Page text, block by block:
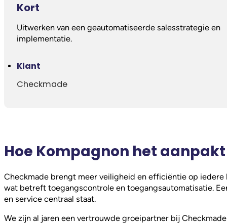
Kort
Uitwerken van een geautomatiseerde salesstrategie en
implementatie.
Klant
Checkmade
Hoe Kompagnon het aanpakt
Checkmade brengt meer veiligheid en efficiëntie op
wat betreft toegangscontrole en toegangsautomatisatie.
en service centraal staat.
We zijn al jaren een vertrouwde groeipartner bij